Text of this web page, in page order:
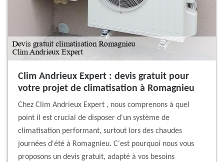
Clim Andrieux Expert : devis gratuit pour
votre projet de climatisation à Romagnieu
Chez Clim Andrieux Expert , nous comprenons à quel
point il est crucial de disposer d'un système de
climatisation performant, surtout lors des chaudes
journées d'été à Romagnieu. C'est pourquoi nous vous
proposons un devis gratuit, adapté à vos besoins